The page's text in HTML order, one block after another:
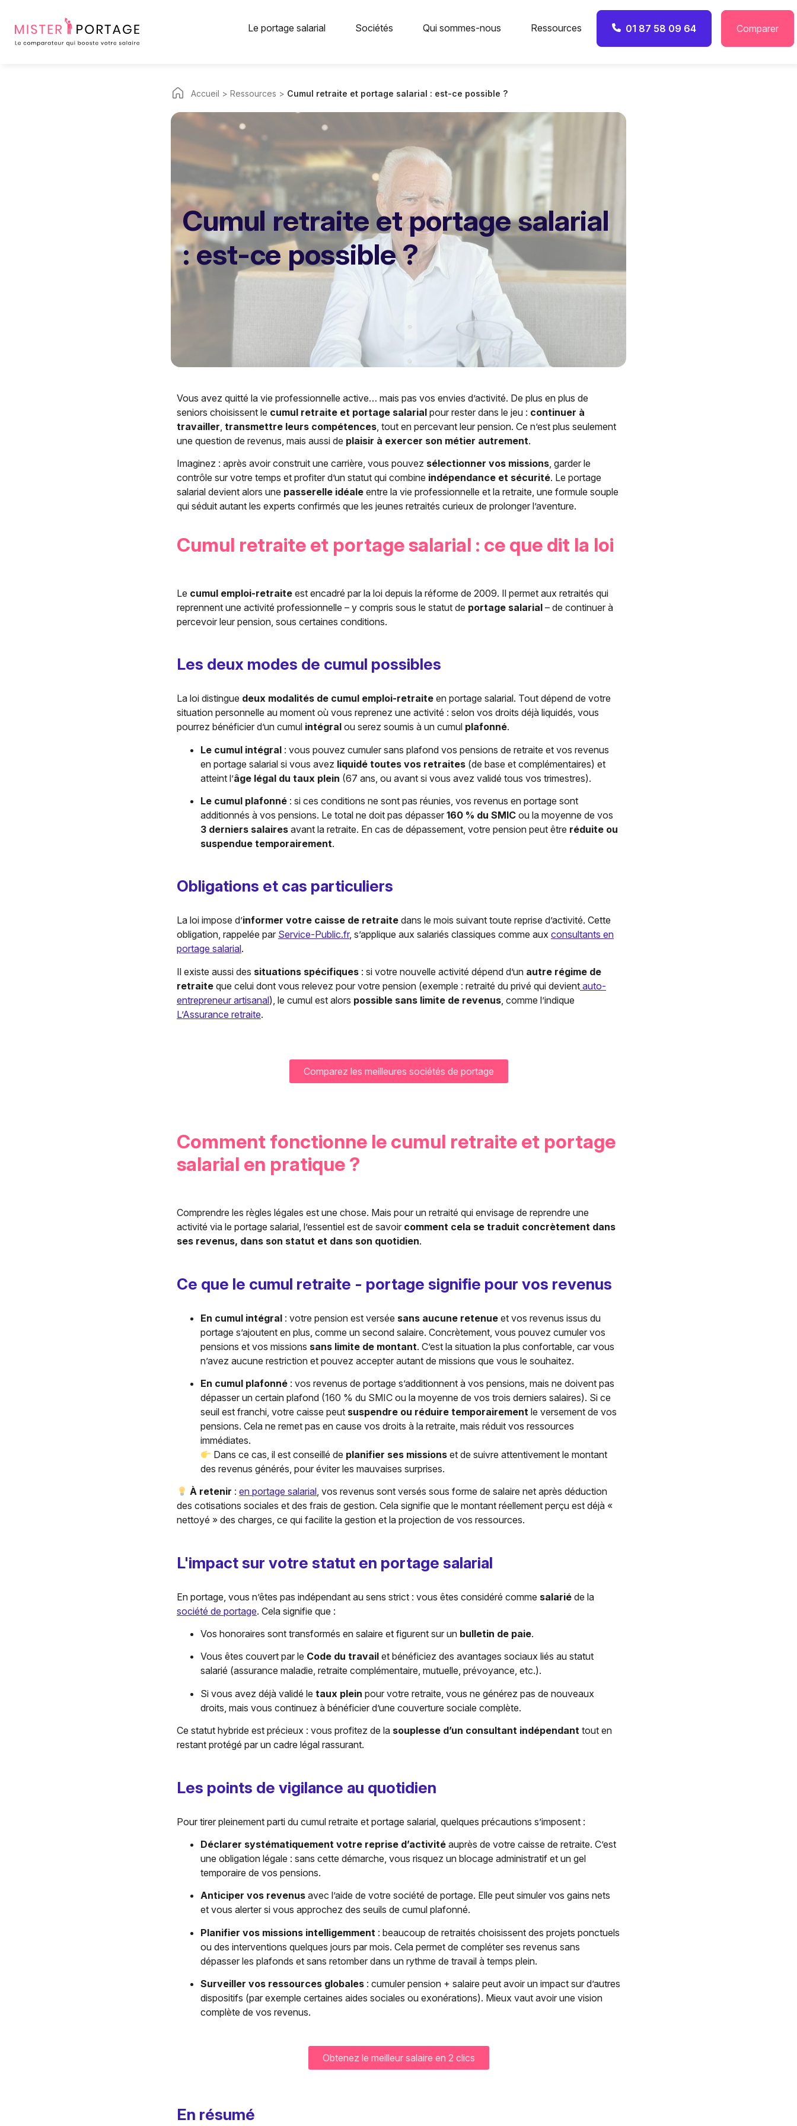
Le portage salarial Sociétés Qui sommes-nous Ressources 01 87 58 09 64 Comparer
Accueil > Ressources > Cumul retraite et portage salarial : est-ce possible ?
Cumul retraite et portage salarial
: est-ce possible ?
Vous avez quitté la vie professionnelle active… mais pas vos envies d’activité. De plus en plus de
seniors choisissent le cumul retraite et portage salarial pour rester dans le jeu : continuer à
travailler, transmettre leurs compétences, tout en percevant leur pension. Ce n’est plus seulement
une question de revenus, mais aussi de plaisir à exercer son métier autrement.
Imaginez : après avoir construit une carrière, vous pouvez sélectionner vos missions, garder le
contrôle sur votre temps et profiter d’un statut qui combine indépendance et sécurité. Le portage
salarial devient alors une passerelle idéale entre la vie professionnelle et la retraite, une formule souple
qui séduit autant les experts confirmés que les jeunes retraités curieux de prolonger l’aventure.
Cumul retraite et portage salarial : ce que dit la loi
Le cumul emploi-retraite est encadré par la loi depuis la réforme de 2009. Il permet aux retraités qui
reprennent une activité professionnelle – y compris sous le statut de portage salarial – de continuer à
percevoir leur pension, sous certaines conditions.
Les deux modes de cumul possibles
La loi distingue deux modalités de cumul emploi-retraite en portage salarial. Tout dépend de votre
situation personnelle au moment où vous reprenez une activité : selon vos droits déjà liquidés, vous
pourrez bénéficier d’un cumul intégral ou serez soumis à un cumul plafonné.
Le cumul intégral : vous pouvez cumuler sans plafond vos pensions de retraite et vos revenus
en portage salarial si vous avez liquidé toutes vos retraites (de base et complémentaires) et
atteint l’âge légal du taux plein (67 ans, ou avant si vous avez validé tous vos trimestres).
Le cumul plafonné : si ces conditions ne sont pas réunies, vos revenus en portage sont
additionnés à vos pensions. Le total ne doit pas dépasser 160 % du SMIC ou la moyenne de vos
3 derniers salaires avant la retraite. En cas de dépassement, votre pension peut être réduite ou
suspendue temporairement.
Obligations et cas particuliers
La loi impose d’informer votre caisse de retraite dans le mois suivant toute reprise d’activité. Cette
obligation, rappelée par Service-Public.fr, s’applique aux salariés classiques comme aux consultants en
portage salarial.
Il existe aussi des situations spécifiques : si votre nouvelle activité dépend d’un autre régime de
retraite que celui dont vous relevez pour votre pension (exemple : retraité du privé qui devient auto-
entrepreneur artisanal), le cumul est alors possible sans limite de revenus , comme l’indique
L’Assurance retraite.
Comparez les meilleures sociétés de portage
Comment fonctionne le cumul retraite et portage
salarial en pratique ?
Comprendre les règles légales est une chose. Mais pour un retraité qui envisage de reprendre une
activité via le portage salarial, l’essentiel est de savoir comment cela se traduit concrètement dans
ses revenus, dans son statut et dans son quotidien.
Ce que le cumul retraite - portage signifie pour vos revenus
En cumul intégral : votre pension est versée sans aucune retenue et vos revenus issus du
portage s’ajoutent en plus, comme un second salaire. Concrètement, vous pouvez cumuler vos
pensions et vos missions sans limite de montant. C’est la situation la plus confortable, car vous
n’avez aucune restriction et pouvez accepter autant de missions que vous le souhaitez.
En cumul plafonné : vos revenus de portage s’additionnent à vos pensions, mais ne doivent pas
dépasser un certain plafond (160 % du SMIC ou la moyenne de vos trois derniers salaires). Si ce
seuil est franchi, votre caisse peut suspendre ou réduire temporairement le versement de vos
pensions. Cela ne remet pas en cause vos droits à la retraite, mais réduit vos ressources
immédiates.
Dans ce cas, il est conseillé de planifier ses missions et de suivre attentivement le montant
des revenus générés, pour éviter les mauvaises surprises.
À retenir :en portage salarial, vos revenus sont versés sous forme de salaire net après déduction
des cotisations sociales et des frais de gestion. Cela signifie que le montant réellement perçu est déjà «
nettoyé » des charges, ce qui facilite la gestion et la projection de vos ressources.
L'impact sur votre statut en portage salarial
En portage, vous n’êtes pas indépendant au sens strict : vous êtes considéré comme salarié de la
société de portage. Cela signifie que :
Vos honoraires sont transformés en salaire et figurent sur un bulletin de paie.
Vous êtes couvert par le Code du travail et bénéficiez des avantages sociaux liés au statut
salarié (assurance maladie, retraite complémentaire, mutuelle, prévoyance, etc.).
Si vous avez déjà validé le taux plein pour votre retraite, vous ne générez pas de nouveaux
droits, mais vous continuez à bénéficier d’une couverture sociale complète.
Ce statut hybride est précieux : vous profitez de la souplesse d’un consultant indépendant tout en
restant protégé par un cadre légal rassurant.
Les points de vigilance au quotidien
Pour tirer pleinement parti du cumul retraite et portage salarial, quelques précautions s’imposent :
Déclarer systématiquement votre reprise d’activité auprès de votre caisse de retraite. C’est
une obligation légale : sans cette démarche, vous risquez un blocage administratif et un gel
temporaire de vos pensions.
Anticiper vos revenus avec l’aide de votre société de portage. Elle peut simuler vos gains nets
et vous alerter si vous approchez des seuils de cumul plafonné.
Planifier vos missions intelligemment : beaucoup de retraités choisissent des projets ponctuels
ou des interventions quelques jours par mois. Cela permet de compléter ses revenus sans
dépasser les plafonds et sans retomber dans un rythme de travail à temps plein.
Surveiller vos ressources globales : cumuler pension + salaire peut avoir un impact sur d’autres
dispositifs (par exemple certaines aides sociales ou exonérations). Mieux vaut avoir une vision
complète de vos revenus.
Obtenez le meilleur salaire en 2 clics
En résumé